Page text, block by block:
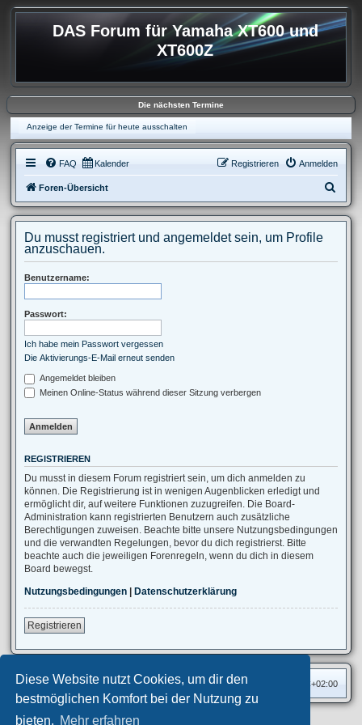
Diese Website nutzt Cookies, um dir den
bestmöglichen Komfort bei der Nutzung zu
bieten. Mehr erfahren
DAS Forum für Yamaha XT600 und
XT600Z
Die nächsten Termine
Anzeige der Termine für heute ausschalten
FAQ Kalender Anmelden
Registrieren
Foren-Übersicht
u
e
Du musst registriert und angemeldet sein, um Profile
anzuschauen.
Benutzername:
Passwort:
Ich habe mein Passwort vergessen
Die Aktivierungs-E-Mail erneut senden
Angemeldet bleiben
Meinen Online-Status während dieser Sitzung verbergen
REGISTRIEREN
Du musst in diesem Forum registriert sein, um dich anmelden zu
können. Die Registrierung ist in wenigen Augenblicken erledigt und
ermöglicht dir, auf weitere Funktionen zuzugreifen. Die Board-
Administration kann registrierten Benutzern auch zusätzliche
Berechtigungen zuweisen. Beachte bitte unsere Nutzungsbedingungen
und die verwandten Regelungen, bevor du dich registrierst. Bitte
beachte auch die jeweiligen Forenregeln, wenn du dich in diesem
Board bewegst.
Nutzungsbedingungen | Datenschutzerklärung
Registrieren
Foren-Übersicht Alle Zeiten sind UTC+02:00